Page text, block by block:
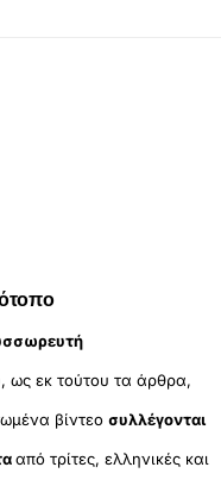
ως εκ τούτου τα άρθρα,
βίντεο συλλέγονται
από τρίτες, ελληνικές και